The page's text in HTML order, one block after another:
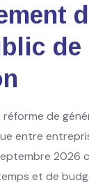
de
de
entre
2026
et de